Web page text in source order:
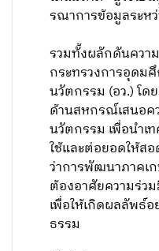
รณาการข้อมูลระห
รวมทั้งผลักดันควา
กระทรวงการอุดม
นวัตกรรม (อว.) โด
ด้านสหกรณ์เสนอค
นวัตกรรม เพื่อนำเ
ใช้และต่อยอดให้ส
ว่าการพัฒนาภาคเ
ต้องอาศัยความร่ว
เพื่อให้เกิดผลลัพธ์อ
ธรรม